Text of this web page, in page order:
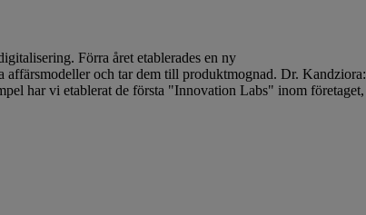
Förra året etablerades en ny
och tar dem till produktmognad. Dr. Kandziora:
har vi etablerat de första "Innovation Labs" inom företaget,